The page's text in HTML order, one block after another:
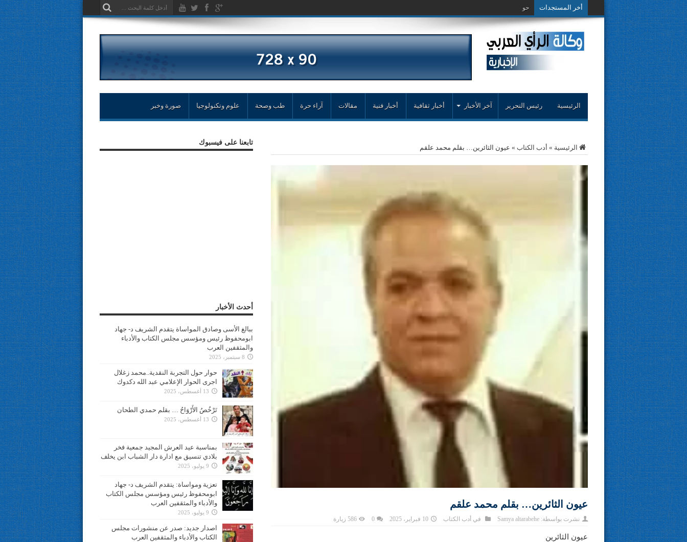
أخر المستجدات حوار حول التجربة
الرئيسية رئيس التحرير آخر الأخبار أخبار ثقافية أخبار فنية مقالات آراء حرة طب وصحة علوم وتكنولوجيا صورة وخبر
الرئيسية » أدب الكتاب » عيون الثائرين… بقلم محمد علقم
عيون الثائرين… بقلم محمد علقم
نشرت بواسطة:Samya altarabehe في أدب الكتاب 10 فبراير، 2025 0 586 زيارة
عيون الثائرين
تابعنا على فيسبوك
أحدث الأخبار
ببالغ الأسى وصادق المواساة يتقدم الشريف د- جهاد
ابومحفوظ رئيس ومؤسس مجلس الكتاب والأدباء
والمثقفين العرب
8 سبتمبر، 2025
حوار حول التجربة النقدية..محمد زغلال
اجرى الحوار الإعلامي عبد الله دكدوك
13 أغسطس، 2025
تَرْخُصُ الأَرْوَاحُ … بقلم حمدي الطحان
13 أغسطس، 2025
بمناسبة عيد العرش المجيد جمعية فخر
بلادي تنسيق مع ادارة دار الشباب ابن يخلف
9 يوليو، 2025
تعزية ومواساة: يتقدم الشريف د- جهاد
ابومحفوظ رئيس ومؤسس مجلس الكتاب
والأدباء والمثقفين العرب
9 يوليو، 2025
اصدار جديد: صدر عن منشورات مجلس
الكتاب والأدباء والمثقفين العرب